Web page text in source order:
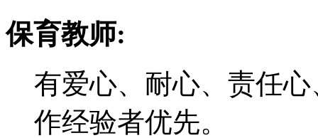
保育教师:
有爱心、耐心、责任
作经验者优先。